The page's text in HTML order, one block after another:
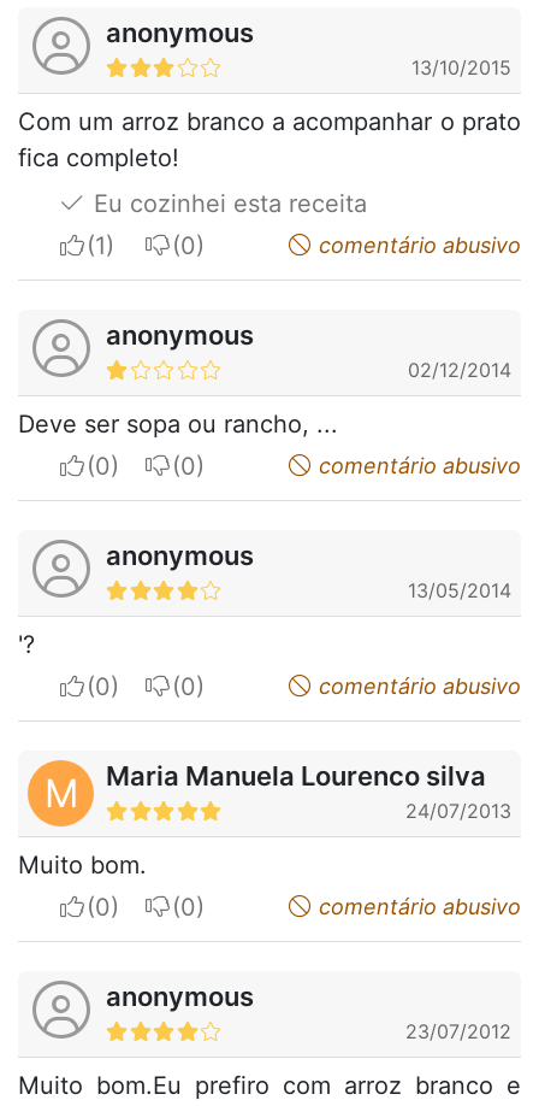
anonymous
13/10/2015
Com um arroz branco a acompanhar o prato
fica completo!
Eu cozinhei esta receita
I apreciateI do not appreciatecomentário abusivo
anonymous
02/12/2014
Deve ser sopa ou rancho, ...
I apreciateI do not appreciatecomentário abusivo
anonymous
13/05/2014
'?
I apreciateI do not appreciatecomentário abusivo
M Maria Manuela Lourenco silva
24/07/2013
Muito bom.
I apreciateI do not appreciatecomentário abusivo
anonymous
23/07/2012
Muito bom.Eu prefiro com arroz branco e